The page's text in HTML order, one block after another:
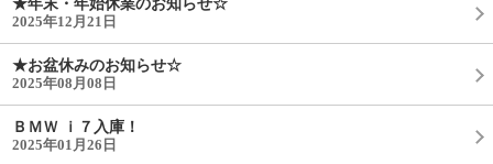
★年末・年始休業のお知らせ☆
2025年12月21日
★お盆休みのお知らせ☆
2025年08月08日
ＢＭＷ ｉ７入庫！
2025年01月26日